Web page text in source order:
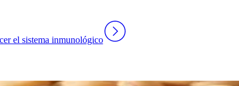
el sistema inmunológico